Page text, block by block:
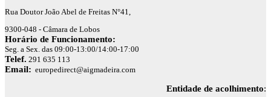
Rua Doutor João Abel de Freitas N°41,
9300-048 - Câmara de Lobos
Horário de Funcionamento:
Seg. a Sex. das 09:00-13:00/14:00-17:00
Telef. 291 635 113
Email: europedirect@aigmadeira.com
Entidade de acolhimento: